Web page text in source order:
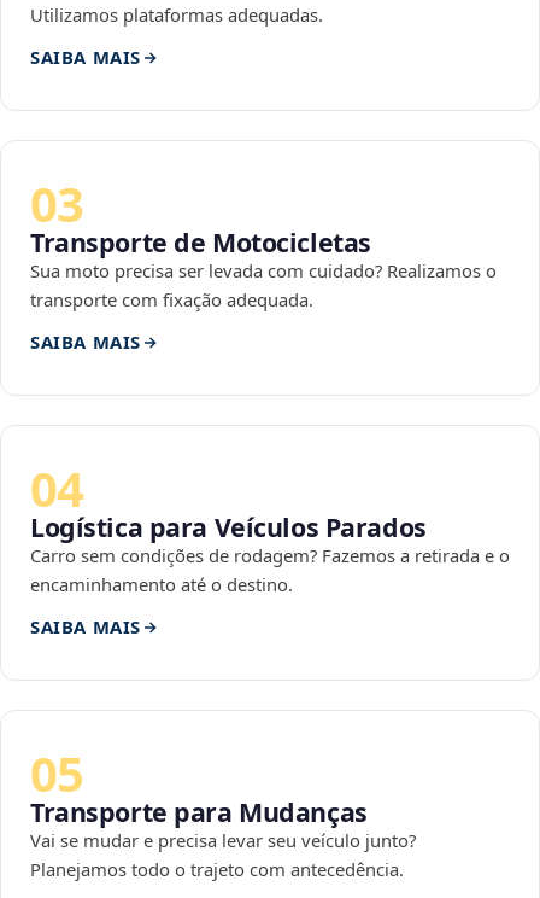
Utilizamos plataformas adequadas.
SAIBA MAIS
03
Transporte de Motocicletas
Sua moto precisa ser levada com cuidado? Realizamos o
transporte com fixação adequada.
SAIBA MAIS
04
Logística para Veículos Parados
Carro sem condições de rodagem? Fazemos a retirada e o
encaminhamento até o destino.
SAIBA MAIS
05
Transporte para Mudanças
Vai se mudar e precisa levar seu veículo junto?
Planejamos todo o trajeto com antecedência.